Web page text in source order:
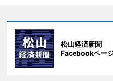
松山経済新聞
Facebookペー